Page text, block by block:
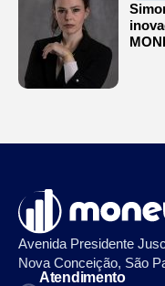
Avenida Presidente
Nova Conceição, São
Atendimento